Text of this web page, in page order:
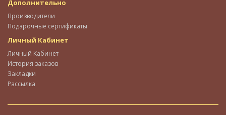
Дополнительно
Производители
Подарочные сертификаты
Личный Кабинет
Личный Кабинет
История заказов
Закладки
Рассылка